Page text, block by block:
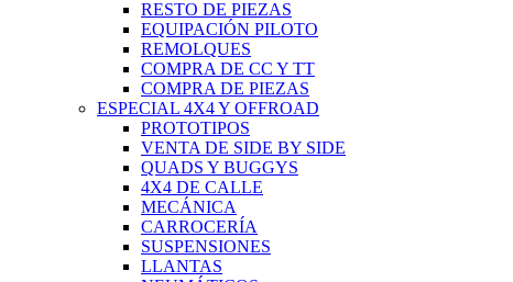
RESTO DE PIEZAS
EQUIPACIÓN PILOTO
REMOLQUES
COMPRA DE CC Y TT
COMPRA DE PIEZAS
ESPECIAL 4X4 Y OFFROAD
PROTOTIPOS
VENTA DE SIDE BY SIDE
QUADS Y BUGGYS
4X4 DE CALLE
MECÁNICA
CARROCERÍA
SUSPENSIONES
LLANTAS